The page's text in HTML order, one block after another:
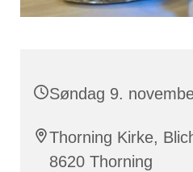
Søndag 9.
Thorning Kirke,
8620 Thorning